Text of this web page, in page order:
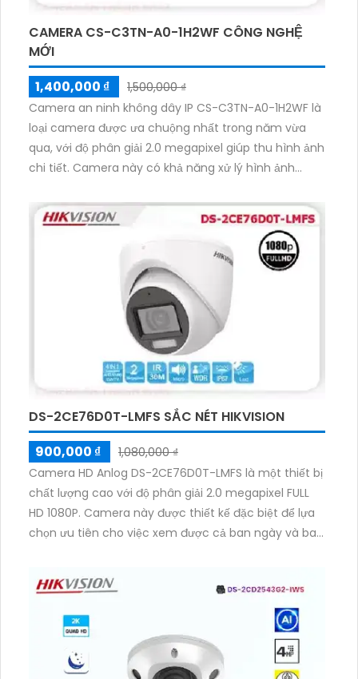
CAMERA CS-C3TN-A0-1H2WF CÔNG NGHỆ
MỚI
1,400,000 ₫
1,500,000 ₫
Camera an ninh không dây IP CS-C3TN-A0-1H2WF là
loại camera được ưa chuộng nhất trong năm vừa
qua, với độ phân giải 2.0 megapixel giúp thu hình ảnh
chi tiết. Camera này có khả năng xử lý hình ảnh
minh, giúp quan sát được vào ban đêm. Sử dụng
công nghệ chip xử lý hình ảnh CMOS, camera này
thu hình ảnh màu sắc đẹp hơn. Bên cạnh đó,
camera còn được thiết kế với công nghệ mới nhất là
IP Wifi, cho phép quản lý và xem hình ảnh từ xa.
DS-2CE76D0T-LMFS SẮC NÉT HIKVISION
900,000 ₫
1,080,000 ₫
Camera HD Anlog DS-2CE76D0T-LMFS là một thiết bị
chất lượng cao với độ phân giải 2.0 megapixel FULL
HD 1080P. Camera này được thiết kế đặc biệt để lựa
chọn ưu tiên cho việc xem được cả ban ngày và ban
camera này là sự lựa chọn tuyệt vời cho gia đình.
Camera được thiết kế với hình dạng Dome Plastic và
tích hợp công nghệ mới nhất như AHD, CVI, TVI và
BCS để đảm bảo hình ảnh sắc nét và ổn định. Với
mức giá rẻ, thiết bị này còn có khả năng thu âm tốt.